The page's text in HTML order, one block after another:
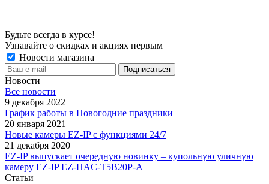
Будьте всегда в курсе!
Узнавайте о скидках и акциях первым
Новости магазина
Новости
Все новости
9 декабря 2022
График работы в Новогодние праздники
20 января 2021
Новые камеры EZ-IP с функциями 24/7
21 декабря 2020
EZ-IP выпускает очередную новинку – купольную уличную
камеру EZ-IP EZ-HAC-T5B20P-A
Статьи